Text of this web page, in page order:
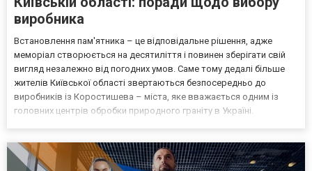
виробника
Встановлення пам'ятника – це відповідальне рішення, адже
меморіал створюється на десятиліття і повинен зберігати свій
вигляд незалежно від погодних умов. Саме тому дедалі більше
жителів Київської області звертаються безпосередньо до
виробників із Коростишева – міста, яке вважається одним із
головних центрів обробки природного граніту в Україні.